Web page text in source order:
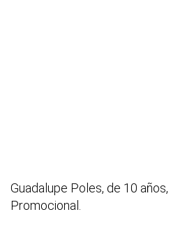
Guadalupe Poles, de 10
Promocional.